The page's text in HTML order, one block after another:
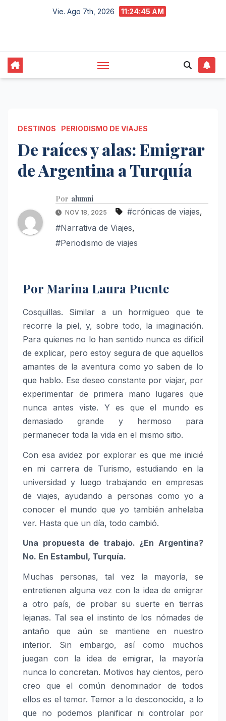
Vie. Ago 7th, 2026 11:24:47 AM
DESTINOS PERIODISMO DE VIAJES
De raíces y alas: Emigrar
de Argentina a Turquía
Por alumni
NOV 18, 2025 #crónicas de viajes,
#Narrativa de Viajes,
#Periodismo de viajes
Por Marina Laura Puente
Cosquillas. Similar a un hormigueo que te
recorre la piel, y, sobre todo, la imaginación.
Para quienes no lo han sentido nunca es difícil
de explicar, pero estoy segura de que aquellos
amantes de la aventura como yo saben de lo
que hablo. Ese deseo constante por viajar, por
experimentar de primera mano lugares que
nunca antes viste. Y es que el mundo es
demasiado grande y hermoso para
permanecer toda la vida en el mismo sitio.
Con esa avidez por explorar es que me inicié
en mi carrera de Turismo, estudiando en la
universidad y luego trabajando en empresas
de viajes, ayudando a personas como yo a
conocer el mundo que yo también anhelaba
ver. Hasta que un día, todo cambió.
Una propuesta de trabajo. ¿En Argentina?
No. En Estambul, Turquía.
Muchas personas, tal vez la mayoría, se
entretienen alguna vez con la idea de emigrar
a otro país, de probar su suerte en tierras
lejanas. Tal sea el instinto de los nómades de
antaño que aún se mantiene en nuestro
interior. Sin embargo, así como muchos
juegan con la idea de emigrar, la mayoría
nunca lo concretan. Motivos hay cientos, pero
creo que el común denominador de todos
ellos es el temor. Temor a lo desconocido, a lo
que no podemos planificar ni controlar por